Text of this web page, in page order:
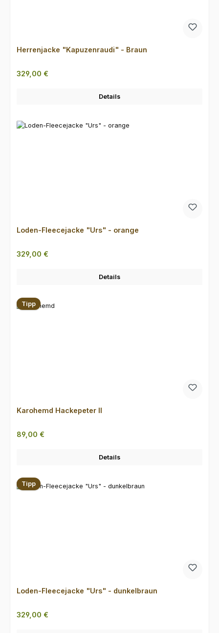
Herrenjacke "Kapuzenraudi" - Braun
Regulärer Preis:
329,00 €
Details
Loden-Fleecejacke "Urs" - orange
Regulärer Preis:
329,00 €
Details
Tipp
Karohemd Hackepeter II
Regulärer Preis:
89,00 €
Details
Tipp
Loden-Fleecejacke "Urs" - dunkelbraun
Regulärer Preis:
329,00 €